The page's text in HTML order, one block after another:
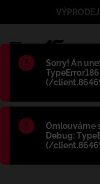
Błąd:
Sorry! An
(/
Błąd:
Omlouváme
Debug:
(/